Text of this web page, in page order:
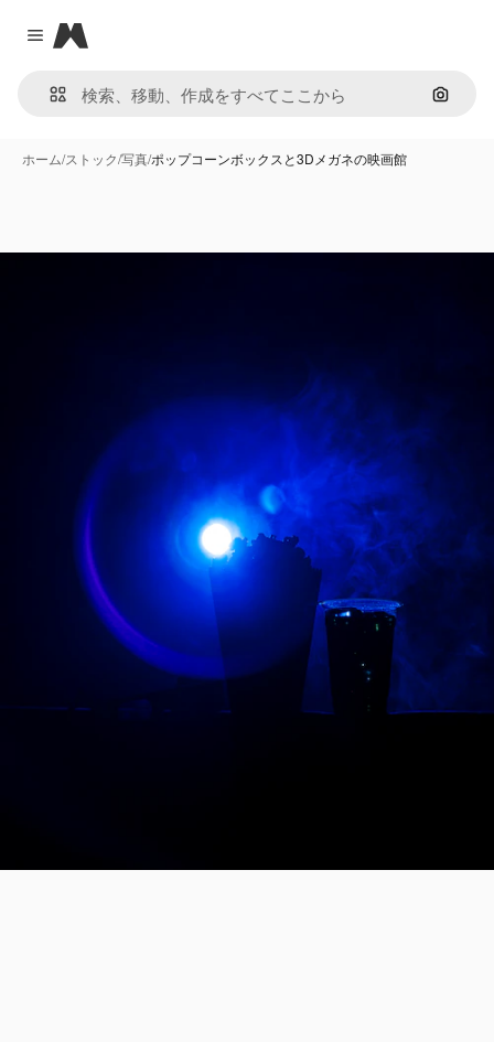
Close menu
Magnific
画像で
ホーム/ストック/写真/ポップコーンボックスと3Dメガネの映画館